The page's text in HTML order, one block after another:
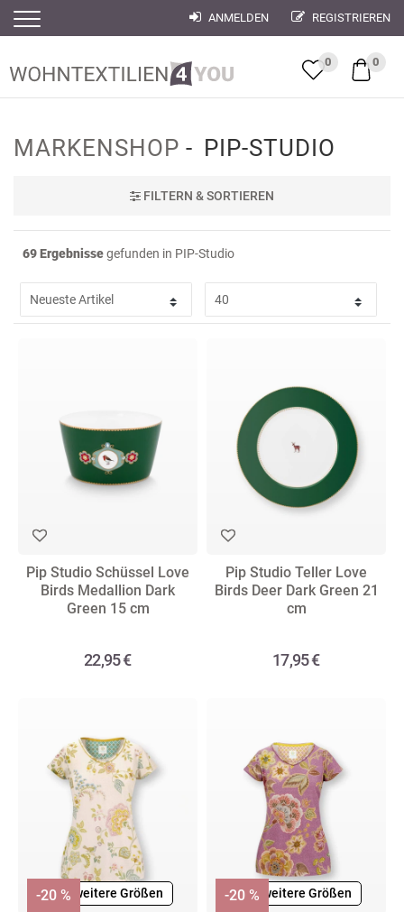
ANMELDEN REGISTRIEREN
0 0
MARKENSHOP PIP-STUDIO
FILTERN & SORTIEREN
69 Ergebnissegefunden in PIP-Studio
Pip Studio Schüssel Love
Birds Medallion Dark
Green 15 cm
22,95 €
Pip Studio Teller Love
Birds Deer Dark Green 21
cm
17,95 €
+ weitere Größen
-20 % + weitere Größen
-20 %
Filter
Filter